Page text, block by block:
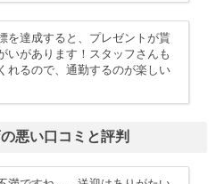
を達成すると、プレゼントが貰
いがあります！スタッフさんも
れるので、通勤するのが楽しい
悪い口コミと評判